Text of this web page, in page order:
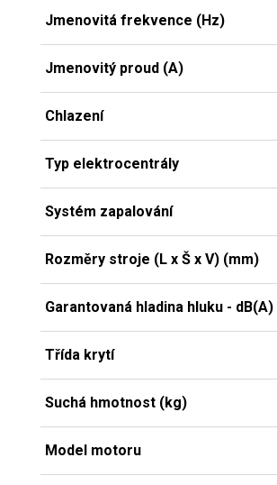
Jmenovitá frekvence (Hz)
Jmenovitý proud (A)
Chlazení
Typ elektrocentrály
Systém zapalování
Rozměry stroje (L x Š x V) (mm)
Garantovaná hladina hluku - dB(A)
Třída krytí
Suchá hmotnost (kg)
Model motoru